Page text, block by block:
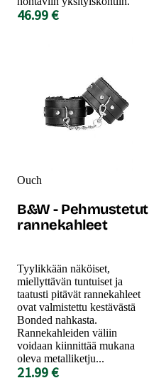
46.99 €
Ouch
B&W - Pehmustetut
rannekahleet
Tyylikkään näköiset,
miellyttävän tuntuiset ja
taatusti pitävät rannekahleet
ovat valmistettu kestävästä
Bonded nahkasta.
Rannekahleiden väliin
voidaan kiinnittää mukana
oleva metalliketju...
21.99 €